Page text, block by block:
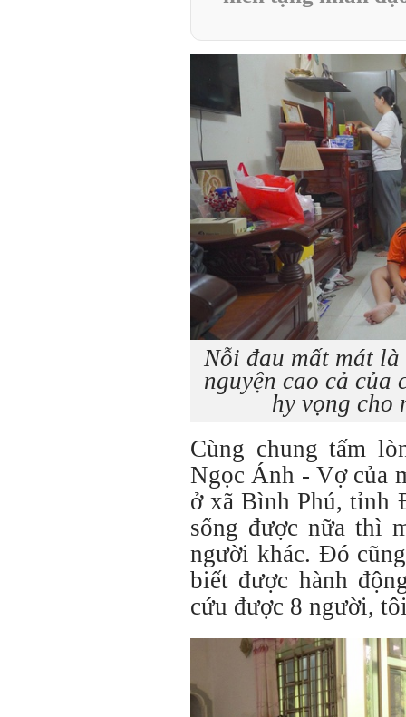
Nỗi đau mất mát
nguyện cao cả của
hy vọng cho
Cùng chung tấm
Ngọc Ánh - Vợ của
ở xã Bình Phú, tỉnh
sống được nữa thì
người khác. Đó
biết được hành
cứu được 8 người,